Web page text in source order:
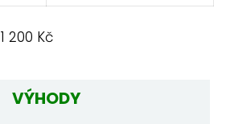
1 200 Kč
VÝHODY